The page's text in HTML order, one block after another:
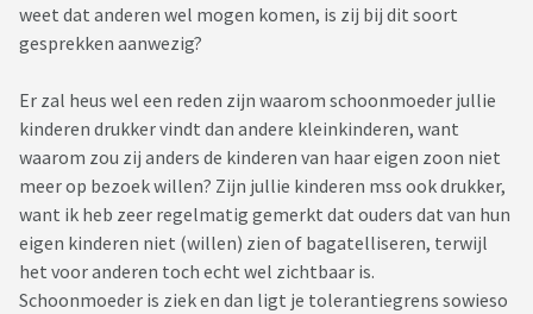
weet dat anderen wel mogen komen, is zij bij dit soort
gesprekken aanwezig?
Er zal heus wel een reden zijn waarom schoonmoeder jullie
kinderen drukker vindt dan andere kleinkinderen, want
waarom zou zij anders de kinderen van haar eigen zoon niet
meer op bezoek willen? Zijn jullie kinderen mss ook drukker,
want ik heb zeer regelmatig gemerkt dat ouders dat van hun
eigen kinderen niet (willen) zien of bagatelliseren, terwijl
het voor anderen toch echt wel zichtbaar is.
Schoonmoeder is ziek en dan ligt je tolerantiegrens sowieso